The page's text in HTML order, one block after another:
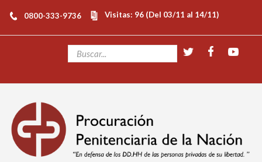
0800-333-9736 Visitas: 96 (Del 03/11 al 14/11)